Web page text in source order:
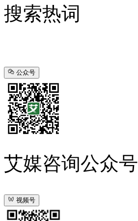
搜索热词
公众号
艾媒咨询公众号
视频号